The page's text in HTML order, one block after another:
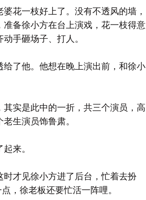
一枝好上了。没有不透风的墙，
备徐小方在台上演戏，花一枝得意
手砸场子、打人。
了他。他想在晚上演出前，和徐小
实是此中的一折，共三个演员，高
生演员饰鲁肃。
来。
才见徐小方进了后台，忙着去扮
，徐老板还要忙活一阵哩。